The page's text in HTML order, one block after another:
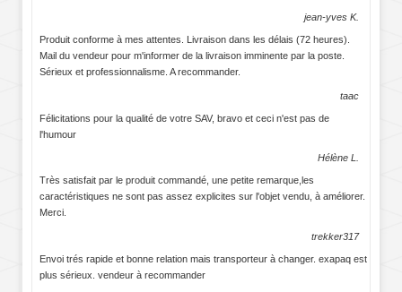
jean-yves K.
Produit conforme à mes attentes. Livraison dans les délais (72 heures).
Mail du vendeur pour m'informer de la livraison imminente par la poste.
Sérieux et professionnalisme. A recommander.
taac
Félicitations pour la qualité de votre SAV, bravo et ceci n'est pas de
l'humour
Hélène L.
Très satisfait par le produit commandé, une petite remarque,les
caractéristiques ne sont pas assez explicites sur l'objet vendu, à améliorer.
Merci.
trekker317
Envoi trés rapide et bonne relation mais transporteur à changer. exapaq est
plus sérieux. vendeur à recommander